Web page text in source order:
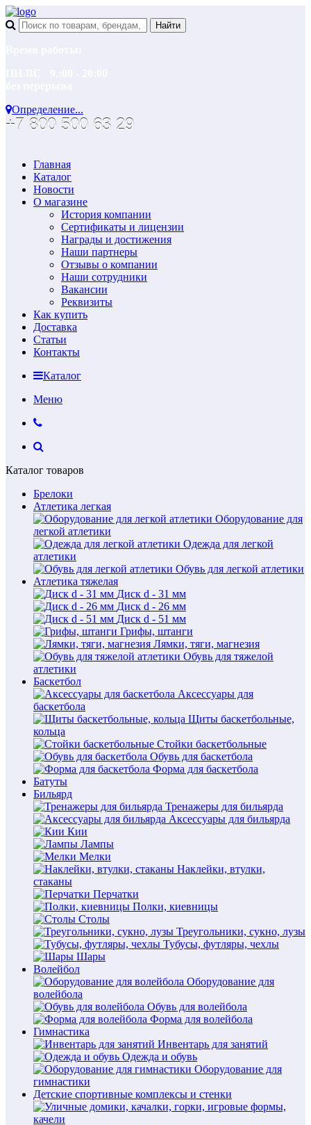
Определение...
+7 800 500 63 29
Главная
Каталог
Новости
О магазине
История компании
Сертификаты и лицензии
Награды и достижения
Наши партнеры
Отзывы о компании
Наши сотрудники
Вакансии
Реквизиты
Как купить
Доставка
Статьи
Контакты
Каталог
Меню
Каталог товаров
Брелоки
Атлетика легкая
Оборудование для
легкой атлетики
Одежда для легкой
атлетики
Обувь для легкой атлетики
Атлетика тяжелая
Диск d - 31 мм
Диск d - 26 мм
Диск d - 51 мм
Грифы, штанги
Лямки, тяги, магнезия
Обувь для тяжелой
атлетики
Баскетбол
Аксессуары для
баскетбола
Щиты баскетбольные,
кольца
Стойки баскетбольные
Обувь для баскетбола
Форма для баскетбола
Батуты
Бильярд
Тренажеры для бильярда
Аксессуары для бильярда
Кии
Лампы
Мелки
Наклейки, втулки,
стаканы
Перчатки
Полки, киевницы
Столы
Треугольники, сукно, лузы
Тубусы, футляры, чехлы
Шары
Волейбол
Оборудование для
волейбола
Обувь для волейбола
Форма для волейбола
Гимнастика
Инвентарь для занятий
Одежда и обувь
Оборудование для
гимнастики
Детские спортивные комплексы и стенки